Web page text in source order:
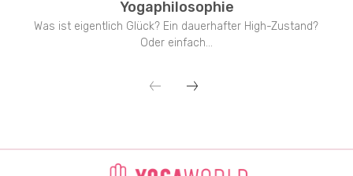
Yogaphilosophie
Was ist eigentlich Glück? Ein dauerhafter High-Zustand?
Oder einfach...